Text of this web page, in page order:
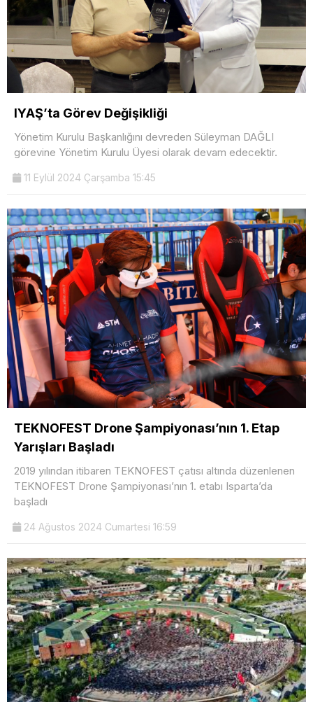
IYAŞ’ta Görev Değişikliği
Yönetim Kurulu Başkanlığını devreden Süleyman DAĞLI
görevine Yönetim Kurulu Üyesi olarak devam edecektir.
11 Eylül 2024 Çarşamba 15:45
TEKNOFEST Drone Şampiyonası’nın 1. Etap
Yarışları Başladı
2019 yılından itibaren TEKNOFEST çatısı altında düzenlenen
TEKNOFEST Drone Şampiyonası’nın 1. etabı Isparta’da
başladı
24 Ağustos 2024 Cumartesi 16:59